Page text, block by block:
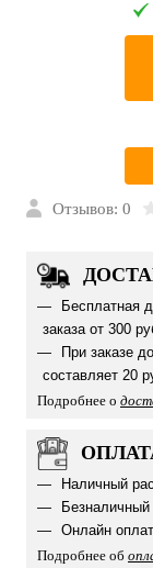
Отзывов: 0
Бесплатная
заказа от 300
При заказе
составляет 20
Подробнее о
Наличный
Безналичный
Онлайн
Подробнее об